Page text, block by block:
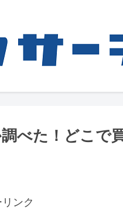
べた！どこで
ンク